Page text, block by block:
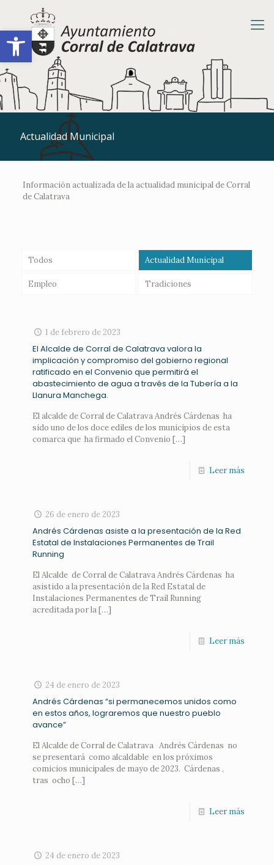
Abrir barra de herramientas
Actualidad Municipal
Información actualizada de la actualidad municipal de Corral
de Calatrava
Todos Actualidad Municipal
Empleo Tradiciones
1 de febrero de 2023
El Alcalde de Corral de Calatrava valora la
implicación y compromiso del gobierno regional
ratificado en el Convenio que permitirá el
abastecimiento de agua a través de la Tubería a la
Llanura Manchega.
El alcalde de Corral de Calatrava Andrés Cárdenas ha
sido uno de los doce ediles de los municipios de esta
comarca que ha firmado el Convenio […]
Leer más
26 de enero de 2023
Andrés Cárdenas asiste a la presentación de la Red
Estatal de Instalaciones Permanentes de Trail
Running
El Alcalde de Corral de Calatrava Andrés Cárdenas ha
asistido a la presentación de la Red Estatal de
Instalaciones Permanentes de Trail Running
acreditada por la[…]
Leer más
24 de enero de 2023
Andrés Cárdenas “si permanecemos unidos como
en estos años, lograremos que nuestro pueblo
avance”
El Alcalde de Corral de Calatrava Andrés Cárdenas no
se presentará como alcaldable en los próximos
comicios municipales de mayo de 2023. Cárdenas ,
tras ocho […]
Leer más
24 de enero de 2023